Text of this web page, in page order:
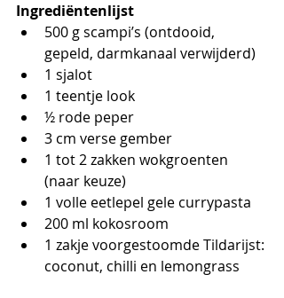
Ingrediëntenlijst
500 g scampi’s (ontdooid,
gepeld, darmkanaal verwijderd)
1 sjalot
1 teentje look
½ rode peper
3 cm verse gember
1 tot 2 zakken wokgroenten
(naar keuze)
1 volle eetlepel gele currypasta
200 ml kokosroom
1 zakje voorgestoomde Tildarijst:
coconut, chilli en lemongrass